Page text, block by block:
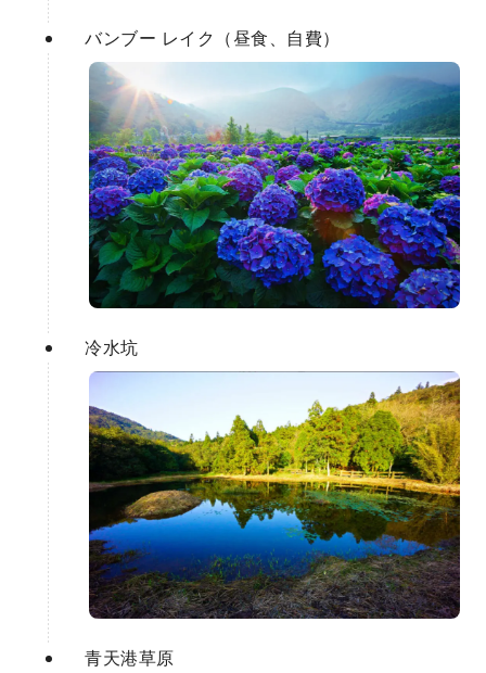
バンブー レイク（昼食、自費）
冷水坑
青天港草原